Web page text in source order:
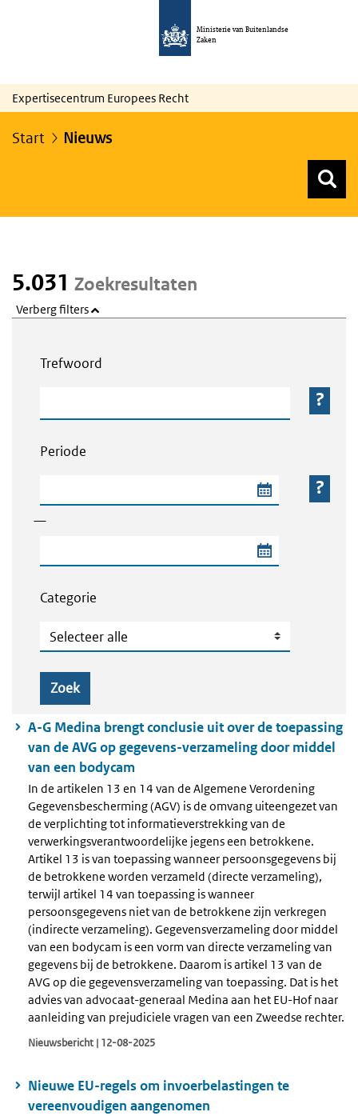
Ministerie van Buitenlandse
Zaken
Expertisecentrum Europees Recht
Start Nieuws
5.031 Zoekresultaten
Verberg filters
Trefwoord
Periode
—
Categorie
Categorie
Zoek
A-G Medina brengt conclusie uit over de toepassing
van de AVG op gegevens-verzameling door middel
van een bodycam
In de artikelen 13 en 14 van de Algemene Verordening
Gegevensbescherming (AGV) is de omvang uiteengezet van
de verplichting tot informatieverstrekking van de
verwerkingsverantwoordelijke jegens een betrokkene.
Artikel 13 is van toepassing wanneer persoonsgegevens bij
de betrokkene worden verzameld (directe verzameling),
terwijl artikel 14 van toepassing is wanneer
persoonsgegevens niet van de betrokkene zijn verkregen
(indirecte verzameling). Gegevensverzameling door middel
van een bodycam is een vorm van directe verzameling van
gegevens bij de betrokkene. Daarom is artikel 13 van de
AVG op die gegevensverzameling van toepassing. Dat is het
advies van advocaat-generaal Medina aan het EU-Hof naar
aanleiding van prejudiciele vragen van een Zweedse rechter.
Nieuwsbericht | 12-08-2025
Nieuwe EU-regels om invoerbelastingen te
vereenvoudigen aangenomen